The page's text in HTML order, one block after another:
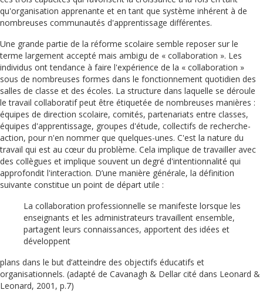
qu'organisation apprenante et en tant que système inhérent à de
nombreuses communautés d'apprentissage différentes.
Une grande partie de la réforme scolaire semble reposer sur le
terme largement accepté mais ambigu de « collaboration ». Les
individus ont tendance à faire l'expérience de la « collaboration »
sous de nombreuses formes dans le fonctionnement quotidien des
salles de classe et des écoles. La structure dans laquelle se déroule
le travail collaboratif peut être étiquetée de nombreuses manières :
équipes de direction scolaire, comités, partenariats entre classes,
équipes d'apprentissage, groupes d'étude, collectifs de recherche-
action, pour n'en nommer que quelques-unes. C'est la nature du
travail qui est au cœur du problème. Cela implique de travailler avec
des collègues et implique souvent un degré d'intentionnalité qui
approfondit l'interaction. D’une manière générale, la définition
suivante constitue un point de départ utile :
La collaboration professionnelle se manifeste lorsque les
enseignants et les administrateurs travaillent ensemble,
partagent leurs connaissances, apportent des idées et
développent
plans dans le but d’atteindre des objectifs éducatifs et
organisationnels. (adapté de Cavanagh & Dellar cité dans Leonard &
Leonard, 2001, p.7)